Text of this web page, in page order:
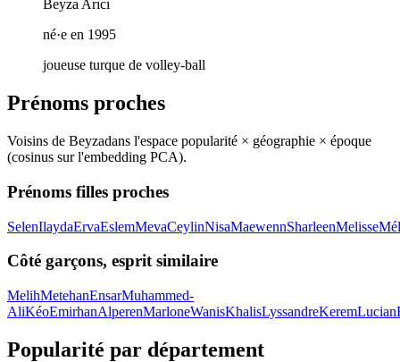
Beyza Arıcı
né·e en 1995
joueuse turque de volley-ball
Prénoms proches
Voisins de Beyzadans l'espace popularité × géographie × époque
(cosinus sur l'embedding PCA).
Prénoms filles proches
SelenIlaydaErvaEslemMevaCeylinNisaMaewennSharleenMelisse
Côté garçons, esprit similaire
MelihMetehanEnsarMuhammed-
AliKéoEmirhanAlperenMarloneWanisKhalisLyssandreKeremLucian
Popularité par département